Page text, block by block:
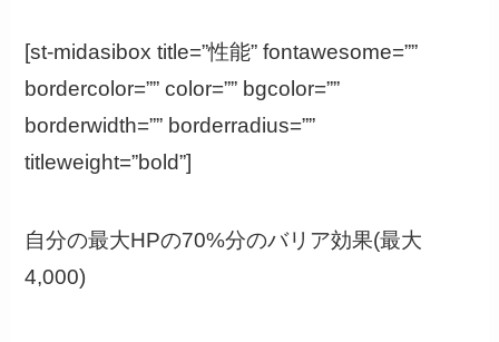
[st-midasibox title=”性能” fontawesome=””
bordercolor=”” color=”” bgcolor=””
borderwidth=”” borderradius=””
titleweight=”bold”]
自分の最大HPの70%分のバリア効果(最大
4,000)